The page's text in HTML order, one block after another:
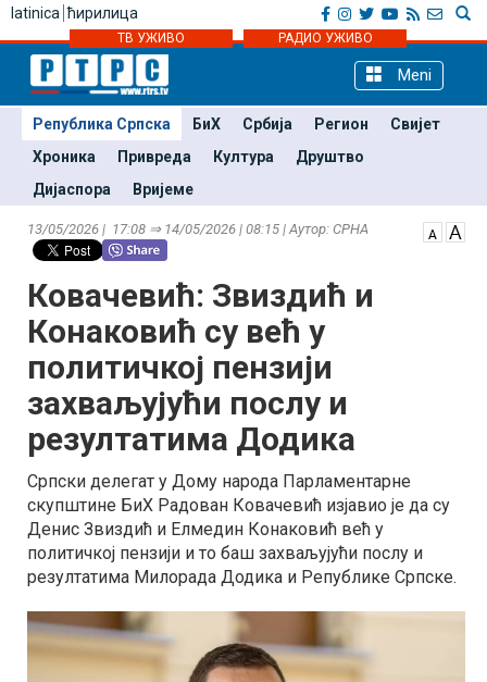
latinica ћирилица
ТВ УЖИВО РАДИО УЖИВО
Meni
Република Српска БиХ Србија Регион
Свијет
Хроника
Привреда Култура
Друштво
Дијаспора
Вријеме
13/05/2026 | 17:08 ⇒ 14/05/2026 | 08:15 | Аутор: СРНА
Ковачевић: Звиздић и
Конаковић су већ у
политичкој пензији
захваљујући послу и
резултатима Додика
Српски делегат у Дому народа Парламентарне
скупштине БиХ Радован Ковачевић изјавио је да су
Денис Звиздић и Елмедин Конаковић већ у
политичкој пензији и то баш захваљујући послу и
резултатима Милорада Додика и Републике Српске.